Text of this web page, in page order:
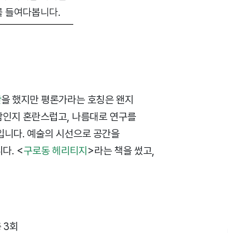
들여다봅니다.
을 했지만 평론가라는 호칭은 왠지
지 혼란스럽고, 나름대로 연구를
니다. 예술의 시선으로 공간을
다. <구로동 헤리티지 >라는 책을 썼고,
회